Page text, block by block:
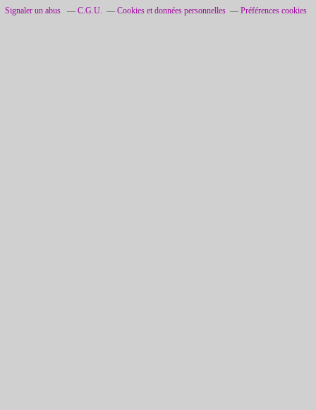
Signaler un abus C.G.U. Cookies et données personnelles Préférences cookies